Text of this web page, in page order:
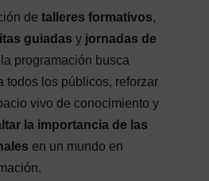
de talleres formativos,
guiadas y jornadas de
la programación busca
todos los públicos, reforzar
vivo de conocimiento y
la importancia de las
en un mundo en